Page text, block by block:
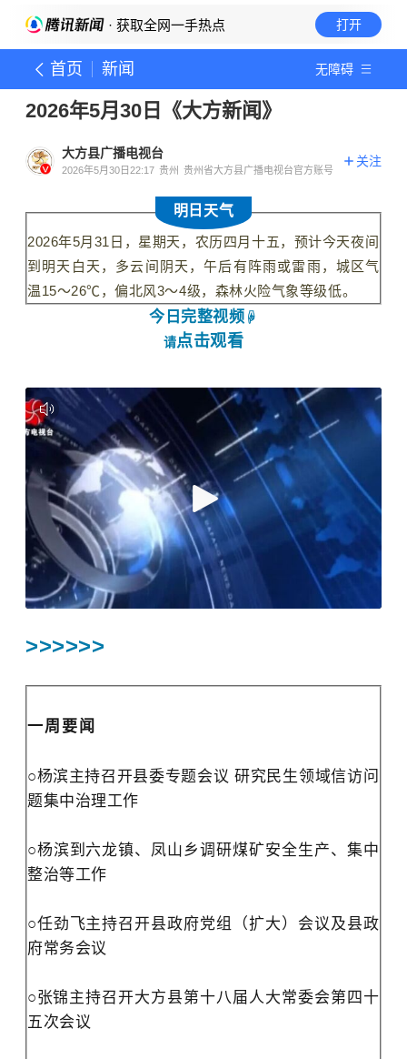
· 获取全网一手热点 打开
首页 新闻 无障碍
2026年5月30日《大方新闻》
大方县广播电视台
2026年5月30日22:17 贵州 贵州省大方县广播电视台官方账号
关注
明日天气
2026年5月31 日，星期天，农历四月十五， 预计今天夜间
到明天白天，多云间阴天，午后有阵雨或雷雨，城区气
温15～26℃，偏北风3～4级，森林火险气象等级低。
今日完整视频 ☟
请点击观看
>>>>>>
一周要闻
○杨滨主持召开县委专题会议 研究民生领域信访问
题集中治理工作
○杨滨到六龙镇、凤山乡调研煤矿安全生产、集中
整治等工作
○任劲飞主持召开县政府党组（扩大）会议及县政
府常务会议
○张锦主持召开大方县第十八届人大常委会第四十
五次会议